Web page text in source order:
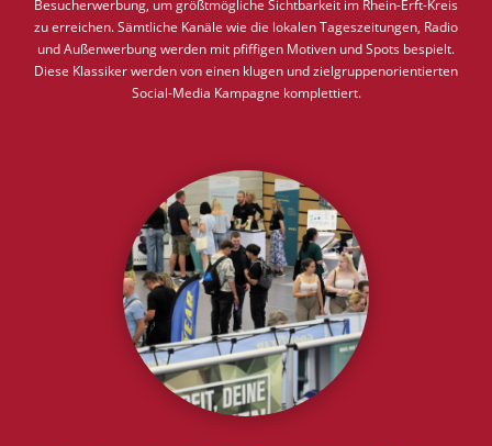
Besucherwerbung, um größtmögliche Sichtbarkeit im Rhein-Erft-Kreis
zu erreichen. Sämtliche Kanäle wie die lokalen Tageszeitungen, Radio
und Außenwerbung werden mit pfiffigen Motiven und Spots bespielt.
Diese Klassiker werden von einen klugen und zielgruppenorientierten
Social-Media Kampagne komplettiert.